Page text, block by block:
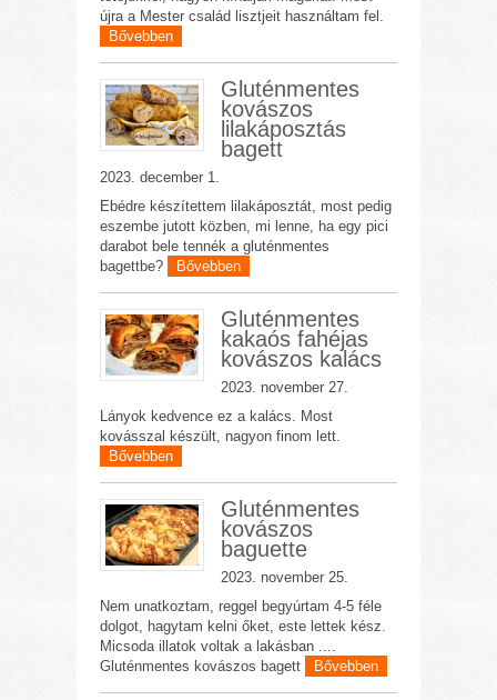
újra a Mester család lisztjeit használtam fel.
Bővebben
Gluténmentes
kovászos
lilakáposztás
bagett
2023. december 1.
Ebédre készítettem lilakáposztát, most pedig
eszembe jutott közben, mi lenne, ha egy pici
darabot bele tennék a gluténmentes
bagettbe?
Bővebben
Gluténmentes
kakaós fahéjas
kovászos kalács
2023. november 27.
Lányok kedvence ez a kalács. Most
kovásszal készült, nagyon finom lett.
Bővebben
Gluténmentes
kovászos
baguette
2023. november 25.
Nem unatkoztam, reggel begyúrtam 4-5 féle
dolgot, hagytam kelni őket, este lettek kész.
Micsoda illatok voltak a lakásban ....
Gluténmentes kovászos bagett
Bővebben